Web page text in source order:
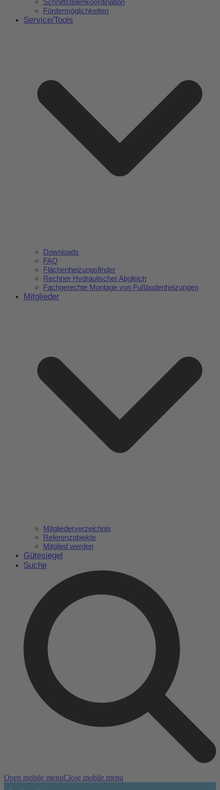
Fördermöglichkeiten
Service/Tools
Downloads
FAQ
Flächenheizungsfinder
Rechner Hydraulischer Abgleich
Fachgerechte Montage von Fußbodenheizungen
Mitglieder
Mitgliederverzeichnis
Referenzobjekte
Mitglied werden
Gütesiegel
Suche
Open mobile menuClose mobile menu